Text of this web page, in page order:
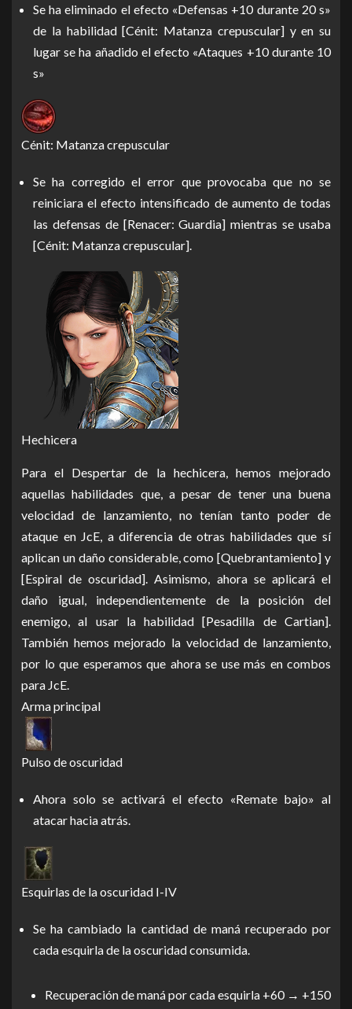
Se ha eliminado el efecto «Defensas +10 durante 20 s»
de la habilidad [Cénit: Matanza crepuscular] y en su
lugar se ha añadido el efecto «Ataques +10 durante 10
s»
Cénit: Matanza crepuscular
Se ha corregido el error que provocaba que no se
reiniciara el efecto intensificado de aumento de todas
las defensas de [Renacer: Guardia] mientras se usaba
[Cénit: Matanza crepuscular].
Hechicera
Para el Despertar de la hechicera, hemos mejorado
aquellas habilidades que, a pesar de tener una buena
velocidad de lanzamiento, no tenían tanto poder de
ataque en JcE, a diferencia de otras habilidades que sí
aplican un daño considerable, como [Quebrantamiento] y
[Espiral de oscuridad]. Asimismo, ahora se aplicará el
daño igual, independientemente de la posición del
enemigo, al usar la habilidad [Pesadilla de Cartian].
También hemos mejorado la velocidad de lanzamiento,
por lo que esperamos que ahora se use más en combos
para JcE.
Arma principal
Pulso de oscuridad
Ahora solo se activará el efecto «Remate bajo» al
atacar hacia atrás.
Esquirlas de la oscuridad I-IV
Se ha cambiado la cantidad de maná recuperado por
cada esquirla de la oscuridad consumida.
Recuperación de maná por cada esquirla +60 → +150